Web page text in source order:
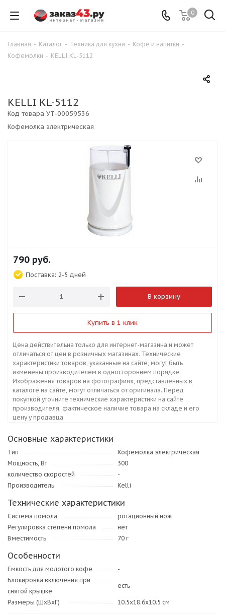
0
Главная - Каталог - Техника для кухни - Кофе и напитки -
Кофемолки - KELLI KL-5112
KELLI KL-5112
Кофемолка электрическая
Код товара УТ-00059536
790 руб.
Поставка: 2-5 дней
В корзину
Купить в 1 клик
Цена действительна только для интернет-магазина и может
отличаться от цен в розничных магазинах. Технические
характеристики товаров, указанные на сайте, могут быть
изменены производителем в одностороннем порядке.
Изображения товаров на фотографиях, представленных в
каталоге на сайте, могут отличаться от оригинала. Перед
покупкой уточните технические характеристики на сайте
производителя, фактическое наличие товара на складе и его
цену у продавца.
Основные характеристики
Тип
Кофемолка электрическая
Мощность, Вт
300
количество скоростей
-
Производитель
Kelli
Технические характеристики
Система помола
ротационный нож
Регулировка степени помола
нет
Вместимость
70 г
Особенности
Емкость для молотого кофе
-
Блокировка включения при
снятой крышке
есть
Размеры (ШхВхГ) 10.5х18.6х10.5 см